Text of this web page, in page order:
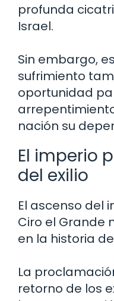
profunda
Israel.
Sin embargo,
sufrimiento
oportunidad
nación su
El imperio
del exilio
El ascenso del
Ciro el Grande
en la historia
La
retorno de los